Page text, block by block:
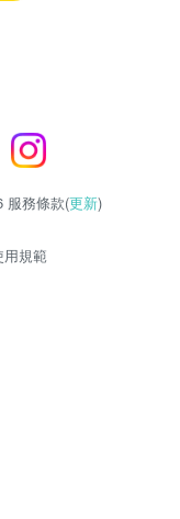
服務條款(更新)
規範